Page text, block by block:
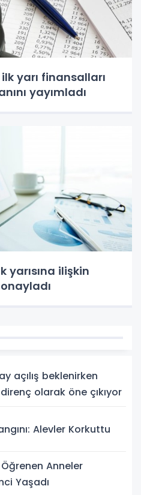
ilk yarı finansalları
yayımladı
yarısına ilişkin
açılış beklenirken
olarak öne çıkıyor
Alevler Korkuttu
Anneler
Yaşadı